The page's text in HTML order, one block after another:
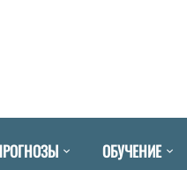
ОБУЧЕНИЕ